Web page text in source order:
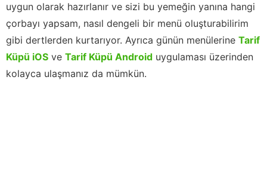
uygun olarak hazırlanır ve sizi bu yemeğin yanına hangi
çorbayı yapsam, nasıl dengeli bir menü oluşturabilirim
gibi dertlerden kurtarıyor. Ayrıca günün menülerine Tarif
Küpü iOS ve Tarif Küpü Android uygulaması üzerinden
kolayca ulaşmanız da mümkün.